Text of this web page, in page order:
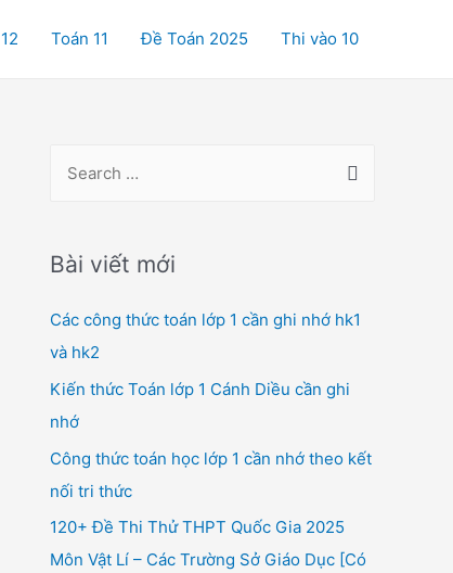
Toán 11 Đề Toán 2025 Thi vào 10
r
h
f
o
r
:
Bài viết mới
Các công thức toán lớp 1 cần ghi nhớ hk1
và hk2
Kiến thức Toán lớp 1 Cánh Diều cần ghi
nhớ
Công thức toán học lớp 1 cần nhớ theo kết
nối tri thức
120+ Đề Thi Thử THPT Quốc Gia 2025
Môn Vật Lí – Các Trường Sở Giáo Dục [Có